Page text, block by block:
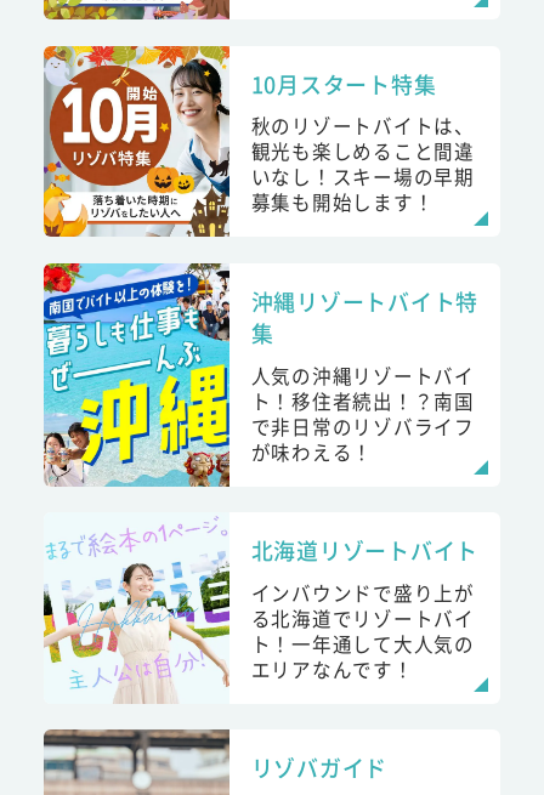
10月スタート特集
秋のリゾートバイトは、
観光も楽しめること間違
いなし！スキー場の早期
募集も開始します！
沖縄リゾートバイト特
集
人気の沖縄リゾートバイ
ト！移住者続出！？南国
で非日常のリゾバライフ
が味わえる！
北海道リゾートバイト
インバウンドで盛り上が
る北海道でリゾートバイ
ト！一年通して大人気の
エリアなんです！
リゾバガイド